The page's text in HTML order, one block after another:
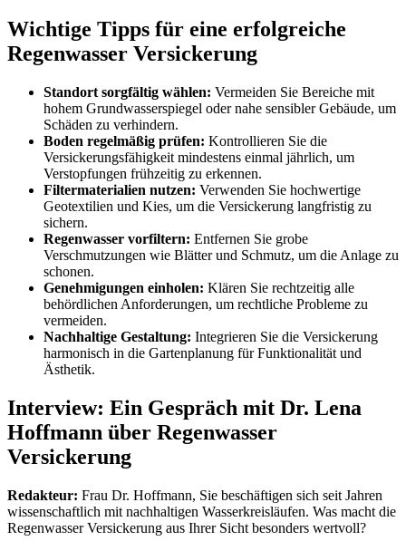
Wichtige Tipps für eine erfolgreiche
Regenwasser Versickerung
Standort sorgfältig wählen: Vermeiden Sie Bereiche mit
hohem Grundwasserspiegel oder nahe sensibler Gebäude, um
Schäden zu verhindern.
Boden regelmäßig prüfen: Kontrollieren Sie die
Versickerungsfähigkeit mindestens einmal jährlich, um
Verstopfungen frühzeitig zu erkennen.
Filtermaterialien nutzen: Verwenden Sie hochwertige
Geotextilien und Kies, um die Versickerung langfristig zu
sichern.
Regenwasser vorfiltern: Entfernen Sie grobe
Verschmutzungen wie Blätter und Schmutz, um die Anlage zu
schonen.
Genehmigungen einholen: Klären Sie rechtzeitig alle
behördlichen Anforderungen, um rechtliche Probleme zu
vermeiden.
Nachhaltige Gestaltung: Integrieren Sie die Versickerung
harmonisch in die Gartenplanung für Funktionalität und
Ästhetik.
Interview: Ein Gespräch mit Dr. Lena
Hoffmann über Regenwasser
Versickerung
Redakteur: Frau Dr. Hoffmann, Sie beschäftigen sich seit Jahren
wissenschaftlich mit nachhaltigen Wasserkreisläufen. Was macht die
Regenwasser Versickerung aus Ihrer Sicht besonders wertvoll?